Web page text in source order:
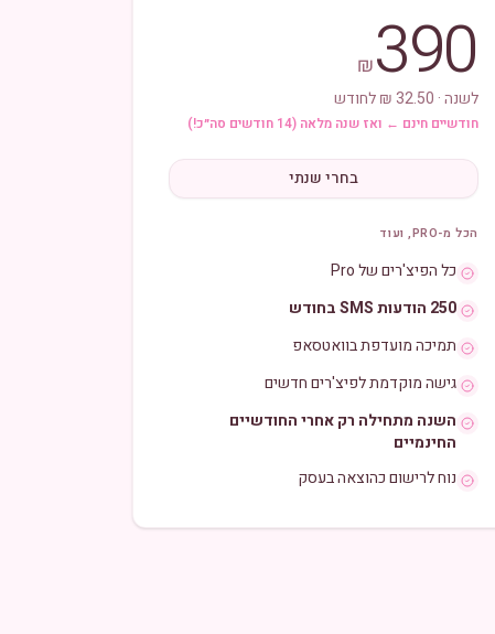
390
₪
לשנה · 32.50 ₪ לחודש
חודשיים חינם ← ואז שנה מלאה (14 חודשים סה״כ!)
בחרי שנתי
הכל מ-PRO, ועוד
כל הפיצ'רים של Pro
250 הודעות SMS בחודש
תמיכה מועדפת בוואטסאפ
גישה מוקדמת לפיצ'רים חדשים
השנה מתחילה רק אחרי החודשיים
החינמיים
נוח לרישום כהוצאה בעסק